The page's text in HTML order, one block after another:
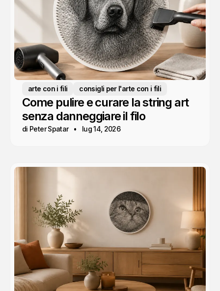
arte con i fili consigli per l'arte con i fili
Come pulire e curare la string art
senza danneggiare il filo
di Peter Spatar lug 14, 2026